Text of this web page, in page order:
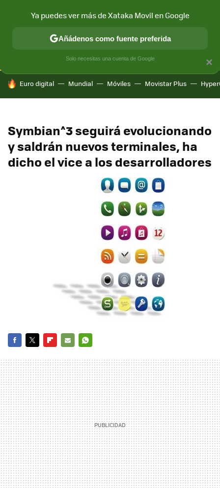
CONECTIVIDAD MÓVIL Y SOCIEDAD APLICACIONES
HOY SE HABLA DE
Euro digital Mundial Móviles Movistar Plus
Symbian^3 seguirá evolucionando
y saldrán nuevos terminales, ha
dicho el vice a los desarrolladores
MAIL
×
Ya puedes ver más de Xataka Movil en Google
Añádenos como fuente preferida
Solo necesitas una cuenta de Google